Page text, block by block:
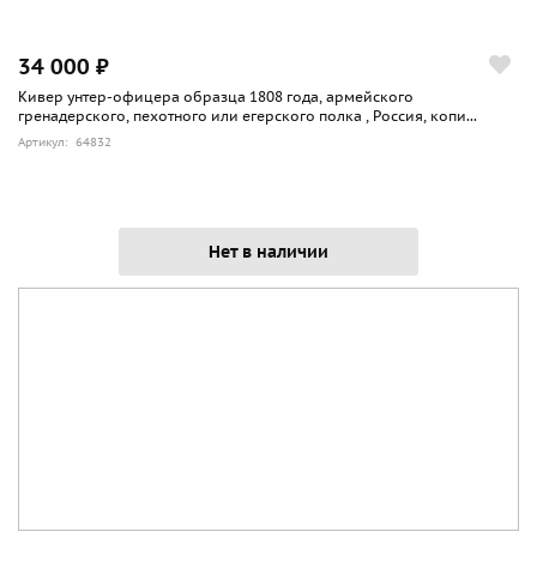
34 000 ₽
Кивер унтер-офицера образца 1808 года, армейского
гренадерского, пехотного или егерского полка , Россия, копи...
Артикул: 64832
Нет в наличии